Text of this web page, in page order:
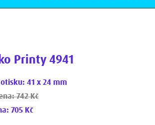
Printy 4941
41 x 24 mm
742 Kč
705 Kč